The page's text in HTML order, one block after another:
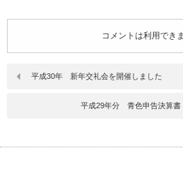
コメントは利用でき
平成30年 新年交礼会を開催しました
平成29年分 青色申告決算書